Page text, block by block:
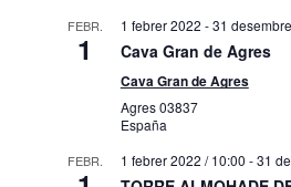
FEBR.
1
1 febrer 2022 -31
Cava Gran de Agres
Cava Gran de Agres
Agres03837
España
FEBR. 1 febrer 2022 / 10:00 -31